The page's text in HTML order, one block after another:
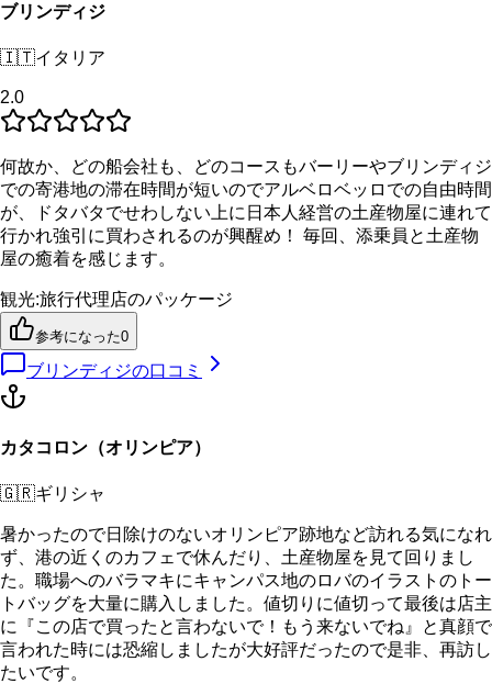
ブリンディジ
🇮🇹イタリア
2.0
何故か、どの船会社も、どのコースもバーリーやブリンディジ
での寄港地の滞在時間が短いのでアルベロベッロでの自由時間
が、ドタバタでせわしない上に日本人経営の土産物屋に連れて
行かれ強引に買わされるのが興醒め！ 毎回、添乗員と土産物
屋の癒着を感じます。
観光:旅行代理店のパッケージ
参考になった0
ブリンディジの口コミ
カタコロン（オリンピア）
🇬🇷ギリシャ
暑かったので日除けのないオリンピア跡地など訪れる気になれ
ず、港の近くのカフェで休んだり、土産物屋を見て回りまし
た。職場へのバラマキにキャンパス地のロバのイラストのトー
トバッグを大量に購入しました。値切りに値切って最後は店主
に『この店で買ったと言わないで！もう来ないでね』と真顔で
言われた時には恐縮しましたが大好評だったので是非、再訪し
たいです。